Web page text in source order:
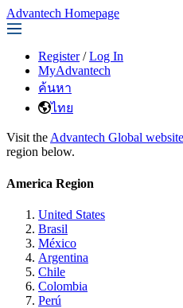
Advantech Homepage
Register / Log In
MyAdvantech
ค้นหา
ไทย
Visit the Advantech Global website
region below.
America Region
United States
Brasil
México
Argentina
Chile
Colombia
Perú